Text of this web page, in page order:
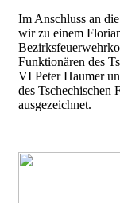
Im Anschluss an
wir zu einem
Funktionären des
VI Peter Haumer
des Tschechischen
ausgezeichnet.